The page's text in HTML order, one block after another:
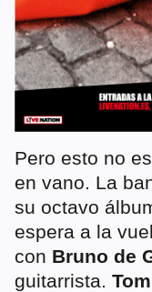
Pero esto no
en vano. La
su octavo
espera a la
con Bruno de
guitarrista.